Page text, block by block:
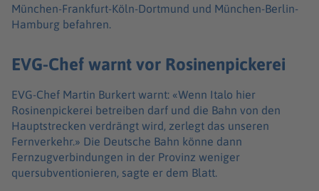
München-Frankfurt-Köln-Dortmund und München-Berlin-
Hamburg befahren.
EVG-Chef warnt vor Rosinenpickerei
EVG-Chef Martin Burkert warnt: «Wenn Italo hier
Rosinenpickerei betreiben darf und die Bahn von den
Hauptstrecken verdrängt wird, zerlegt das unseren
Fernverkehr.» Die Deutsche Bahn könne dann
Fernzugverbindungen in der Provinz weniger
quersubventionieren, sagte er dem Blatt.